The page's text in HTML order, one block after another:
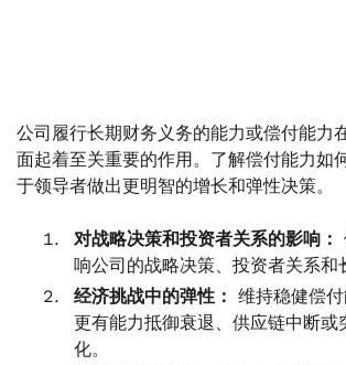
公司履行长期财务义务的能力或偿付能力
面起着至关重要的作用。了解偿付能力如
于领导者做出更明智的增长和弹性决策。
对战略决策和投资者关系的影响：
响公司的战略决策、投资者关系和
经济挑战中的弹性： 维持稳健偿
更有能力抵御衰退、供应链中断或
化。